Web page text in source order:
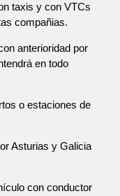
taxis y con VTCs
compañias.
anterioridad por
en todo
o estaciones de
Asturias y Galicia
con conductor